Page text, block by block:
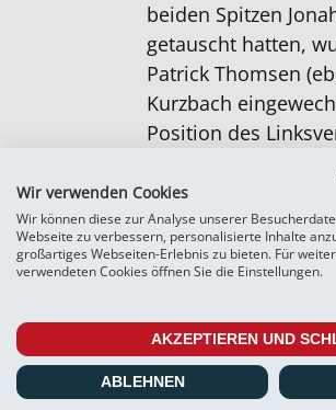
beiden Spitzen
getauscht hatten,
Patrick Thomsen
Kurzbach
Position des
kamen dann noch
Jungjohann in die
Torhüter Casper
Schleemann. Nicht
Delme waren
auch Torhüter
Yves Mfumu und
Die ersten
Wir verwenden Cookies
Wir können diese zur Analyse unserer
Webseite zu verbessern, personalisierte Inhalte
großartiges Webseiten-Erlebnis zu bieten. Für
verwendeten Cookies öffnen Sie die Einstellungen.
AKZEPTIEREN UND
ABLEHNEN